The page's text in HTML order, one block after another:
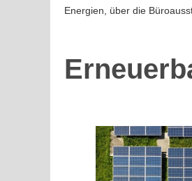
Energien, über die